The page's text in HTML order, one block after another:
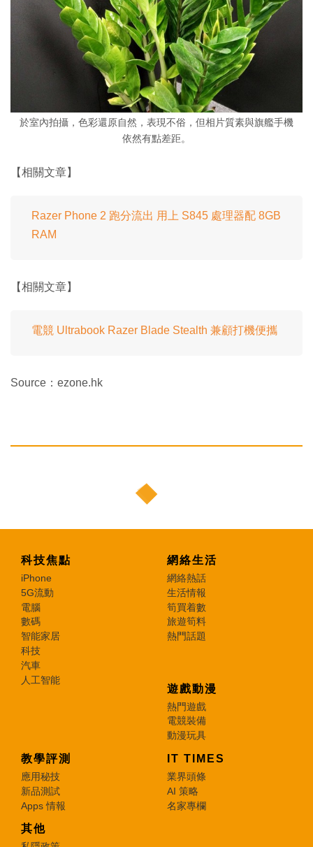
於室內拍攝，色彩還原自然，表現不俗，但相片質素與旗艦手機
依然有點差距。
【相關文章】
Razer Phone 2 跑分流出 用上 S845 處理器配 8GB
RAM
【相關文章】
電競 Ultrabook Razer Blade Stealth 兼顧打機便攜
Source：ezone.hk
科技焦點
iPhone
5G流動
電腦
數碼
智能家居
科技
汽車
人工智能
網絡生活
網絡熱話
生活情報
筍買着數
旅遊筍料
熱門話題
遊戲動漫
熱門遊戲
電競裝備
動漫玩具
教學評測
應用秘技
新品測試
Apps 情報
IT TIMES
業界頭條
AI 策略
名家專欄
其他